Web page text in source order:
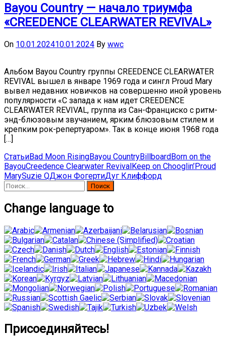
Bayou Country — начало триумфа
«CREEDENCE CLEARWATER REVIVAL»
On 10.01.202410.01.2024 By wwc
Альбом Bayou Country группы CREEDENCE CLEARWATER
REVIVAL вышел в январе 1969 года и сингл Proud Mary
вывел недавних новичков на совершенно иной уровень
популярности «С запада к нам идет CREEDENCE
CLEARWATER REVIVAL, группа из Сан-Франциско с ритм-
энд-блюзовым звучанием, ярким блюзовым стилем и
крепким рок-репертуаром». Так в конце июня 1968 года
[…]
СтатьиBad Moon RisingBayou CountryBillboardBorn on the
BayouCreedence Clearwater RevivalKeep on Chooglin’Proud
MarySuzie QДжон ФогертиДуг Клиффорд
Найти:
Change language to
Присоединяйтесь!